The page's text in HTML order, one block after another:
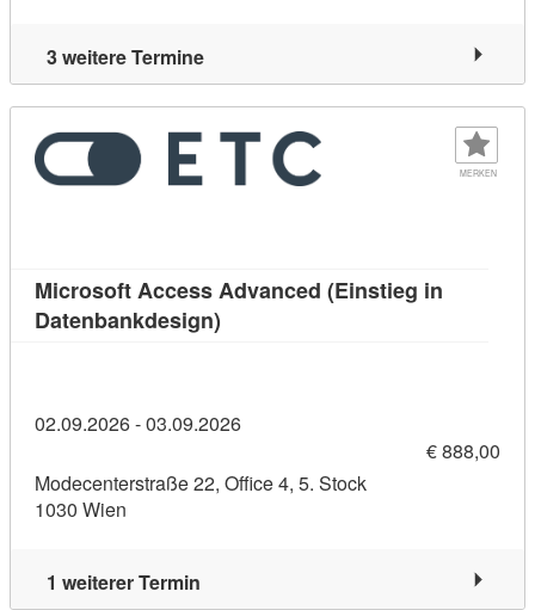
3 weitere Termine
MERKEN
Microsoft Access Advanced (Einstieg in
Datenbankdesign)
02.09.2026 - 03.09.2026
€ 888,00
Modecenterstraße 22, Office 4, 5. Stock
1030 Wien
1 weiterer Termin